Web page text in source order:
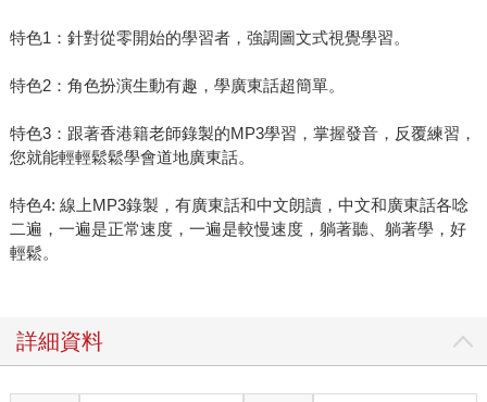
特色1：針對從零開始的學習者，強調圖文式視覺學習。
特色2：角色扮演生動有趣，學廣東話超簡單。
特色3：跟著香港籍老師錄製的MP3學習，掌握發音，反覆練習，
您就能輕輕鬆鬆學會道地廣東話。
特色4: 線上MP3錄製，有廣東話和中文朗讀，中文和廣東話各唸
二遍，一遍是正常速度，一遍是較慢速度，躺著聽、躺著學，好
輕鬆。
詳細資料